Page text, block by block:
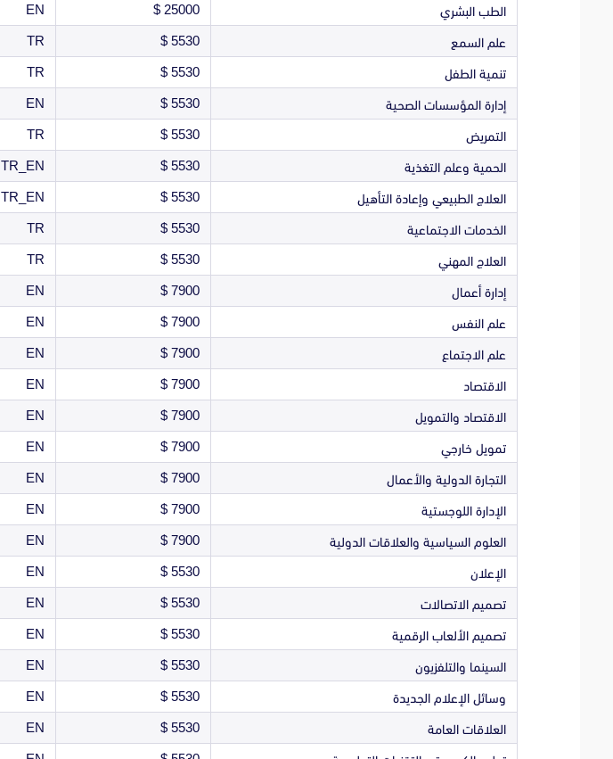
الطب البشري 25000 $
EN
علم السمع 5530 $
TR
تنمية الطفل 5530 $
TR
إدارة المؤسسات الصحية 5530 $
EN
التمريض 5530 $
TR
الحمية وعلم التغذية 5530 $
TR_EN
العلاج الطبيعي وإعادة التأهيل 5530 $
TR_EN
الخدمات الاجتماعية 5530 $
TR
العلاج المهني 5530 $
TR
إدارة أعمال 7900 $
EN
علم النفس 7900 $
EN
علم الاجتماع 7900 $
EN
الاقتصاد 7900 $
EN
الاقتصاد والتمويل 7900 $
EN
تمويل خارجي 7900 $
EN
التجارة الدولية والأعمال 7900 $
EN
الإدارة اللوجستية 7900 $
EN
العلوم السياسية والعلاقات الدولية 7900 $
EN
الإعلان 5530 $
EN
تصميم الاتصالات 5530 $
EN
تصميم الألعاب الرقمية 5530 $
EN
السينما والتلفزيون 5530 $
EN
وسائل الإعلام الجديدة 5530 $
EN
العلاقات العامة 5530 $
EN